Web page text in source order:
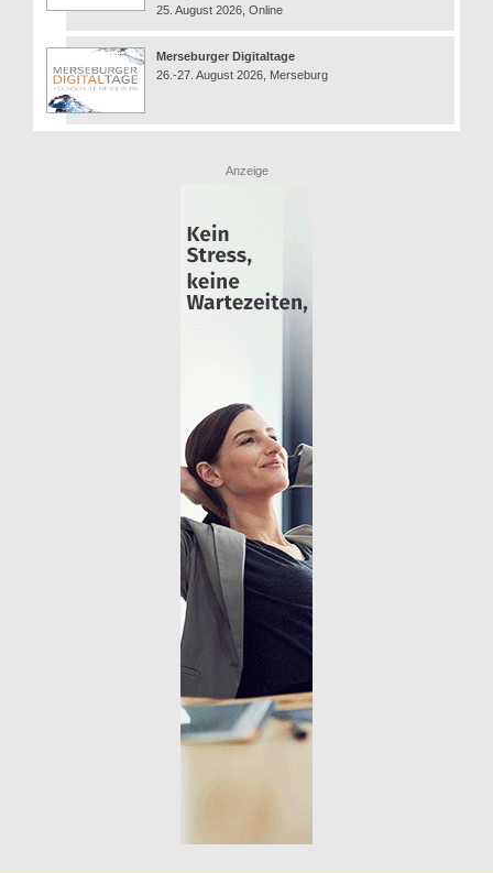
25. August 2026, Online
Merseburger Digitaltage
26.-27. August 2026, Merseburg
Anzeige